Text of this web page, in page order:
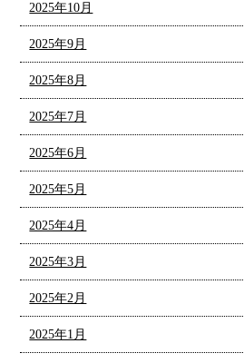
2025年10月
2025年9月
2025年8月
2025年7月
2025年6月
2025年5月
2025年4月
2025年3月
2025年2月
2025年1月